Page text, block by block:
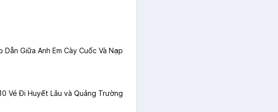
Giữa Anh Em Cày Cuốc Và Nạp
Vé Đi Huyết Lâu và Quảng Trường